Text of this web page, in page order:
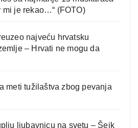
mi je rekao…“ (FOTO)
najveću hrvatsku
– Hrvati ne mogu da
meti tužilaštva zbog pevanja
ljubavnicu na svetu – Šeik